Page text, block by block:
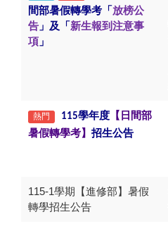
間部暑假轉學考「放榜公
告 」及「新生報到注意事
項 」
熱門 115學年度 【日間部
暑假轉學考】 招生公告
115-1學期【進修部】暑假
轉學招生公告